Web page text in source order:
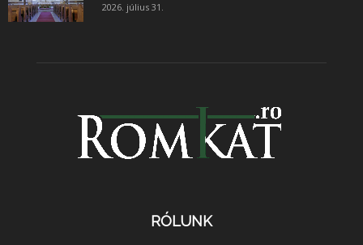
2026. július 31.
RÓLUNK